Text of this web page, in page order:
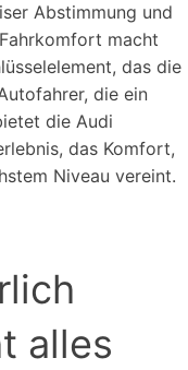
Abstimmung und
macht
das die
die ein
die Audi
das Komfort,
Niveau vereint.
alles